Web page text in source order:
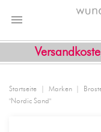

Startseite Marken
"Nordic Sand"